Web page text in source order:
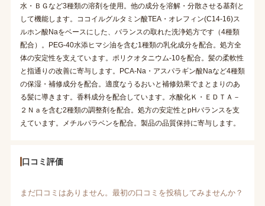
水・ＢＧなど3種類の溶剤を使用。他の成分を溶解・分散させる基剤と
して機能します。ココイルグルタミン酸TEA・オレフィン(C14-16)ス
ルホン酸Naをベースにした、バランスの取れた洗浄処方です（4種類
配合）。PEG-40水添ヒマシ油を含む1種類の乳化成分を配合。処方全
体の安定性を支えています。ポリクオタニウム-10を配合。髪の柔軟性
と指通りの改善に寄与します。PCA-Na・アスパラギン酸Naなど4種類
の保湿・補修成分を配合。適度なうるおいと補修効果でまとまりのあ
る髪に導きます。香料成分を配合しています。水酸化Ｋ・ＥＤＴＡ－
２Ｎａを含む2種類の調整剤を配合。処方の安定性とpHバランスを支
えています。メチルパラベンを配合。製品の品質保持に寄与します。
口コミ評価
まだ口コミはありません。最初の口コミを投稿してみませんか？